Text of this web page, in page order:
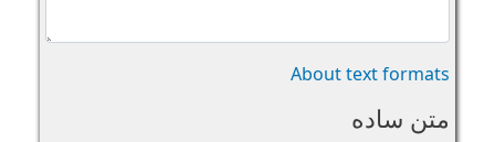
About text formats
متن ساده